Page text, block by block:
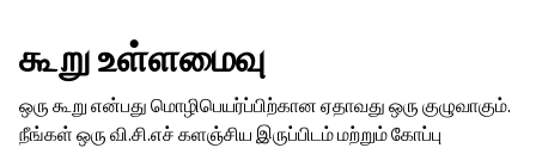
கூறு உள்ளமைவு
ஒரு கூறு என்பது மொழிபெயர்ப்பிற்கான ஏதாவது ஒரு குழுவாகும்.
நீங்கள் ஒரு வி.சி.எச் களஞ்சிய இருப்பிடம் மற்றும் கோப்பு